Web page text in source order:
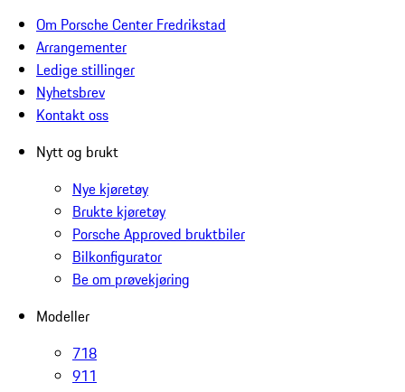
Om Porsche Center Fredrikstad
Arrangementer
Ledige stillinger
Nyhetsbrev
Kontakt oss
Nytt og brukt
Nye kjøretøy
Brukte kjøretøy
Porsche Approved bruktbiler
Bilkonfigurator
Be om prøvekjøring
Modeller
718
911